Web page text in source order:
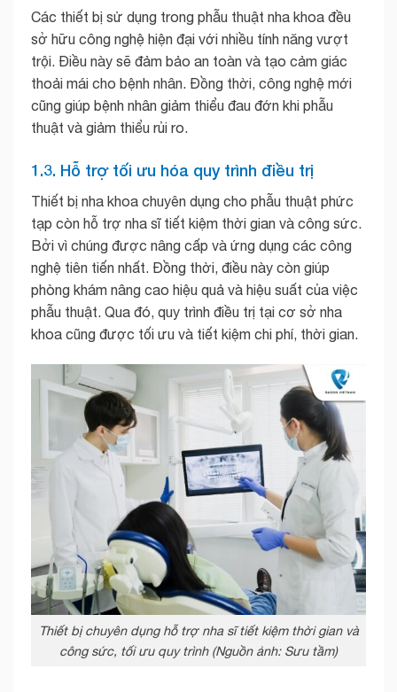
Các thiết bị sử dụng trong phẫu thuật nha khoa đều
sở hữu công nghệ hiện đại với nhiều tính năng vượt
trội. Điều này sẽ đảm bảo an toàn và tạo cảm giác
thoải mái cho bệnh nhân. Đồng thời, công nghệ mới
cũng giúp bệnh nhân giảm thiểu đau đớn khi phẫu
thuật và giảm thiểu rủi ro.
1.3. Hỗ trợ tối ưu hóa quy trình điều trị
Thiết bị nha khoa chuyên dụng cho phẫu thuật phức
tạp còn hỗ trợ nha sĩ tiết kiệm thời gian và công sức.
Bởi vì chúng được nâng cấp và ứng dụng các công
nghệ tiên tiến nhất. Đồng thời, điều này còn giúp
phòng khám nâng cao hiệu quả và hiệu suất của việc
phẫu thuật. Qua đó, quy trình điều trị tại cơ sở nha
khoa cũng được tối ưu và tiết kiệm chi phí, thời gian.
Thiết bị chuyên dụng hỗ trợ nha sĩ tiết kiệm thời gian và
công sức, tối ưu quy trình (Nguồn ảnh: Sưu tầm)